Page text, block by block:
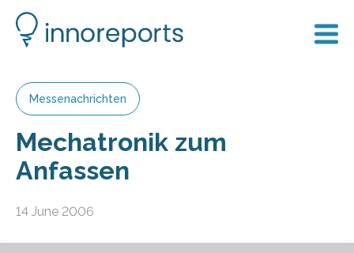
Messenachrichten
Mechatronik zum
Anfassen
14 June 2006